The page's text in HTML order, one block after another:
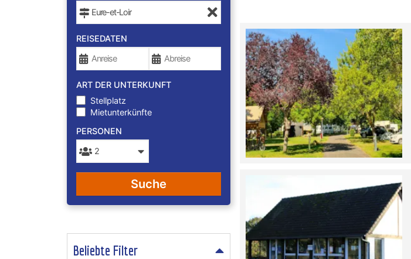
REISEDATEN
ART DER UNTERKUNFT
Stellplatz
Mietunterkünfte
PERSONEN
Suche
Beliebte Filter